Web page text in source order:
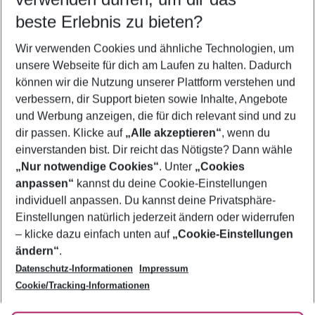
5-8 Nächte
2 Erwachsene Keine Kinder
Mehr Filter anzeigen
Footer
Footer navigation
Über uns
AGB
Bestpreisgarantie
Cookie-Einstellungen ändern
Cookie-Richtlinie
Agenturbetreuung
Barrierefreies Reisen
Folge uns
beste Erlebnis zu bieten?
Wir verwenden Cookies und ähnliche Technologien, um
unsere Webseite für dich am Laufen zu halten. Dadurch
können wir die Nutzung unserer Plattform verstehen und
verbessern, dir Support bieten sowie Inhalte, Angebote
und Werbung anzeigen, die für dich relevant sind und zu
dir passen. Klicke auf „Alle akzeptieren“, wenn du
einverstanden bist. Dir reicht das Nötigste? Dann wähle
„Nur notwendige Cookies“. Unter „Cookies
anpassen“ kannst du deine Cookie-Einstellungen
individuell anpassen. Du kannst deine Privatsphäre-
Einstellungen natürlich jederzeit ändern oder widerrufen
– klicke dazu einfach unten auf „Cookie-Einstellungen
ändern“.
Datenschutz-Informationen
Impressum
Cookie/Tracking-Informationen